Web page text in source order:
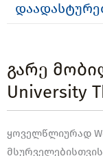
გარე
University
ყოველწლიურად